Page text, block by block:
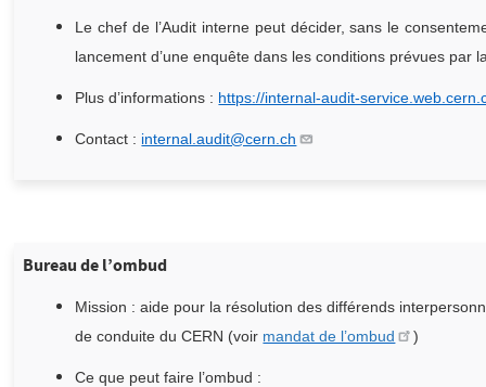
Le chef de l’Audit interne peut décider, sans le
lancement d’une enquête dans les conditions prévues par
Plus d’informations : https://internal-audit-
Contact : internal.audit@cern.ch
Bureau de l’ombud
Mission : aide pour la résolution desdifférends
de conduite du CERN (voir mandat de l’ombud )
Ce que peut faire l’ombud :